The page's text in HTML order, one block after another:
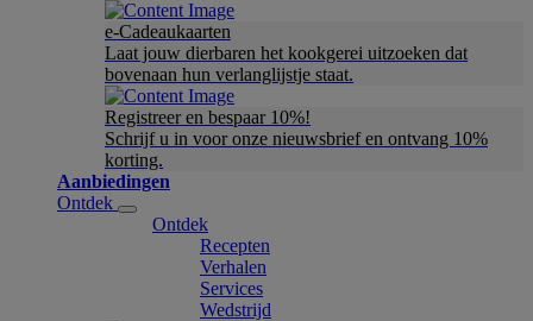
e-Cadeaukaarten
Laat jouw dierbaren het kookgerei uitzoeken dat
bovenaan hun verlanglijstje staat.
Registreer en bespaar 10%!
Schrijf u in voor onze nieuwsbrief en ontvang 10%
korting.
Aanbiedingen
Ontdek
Ontdek
Recepten
Verhalen
Services
Wedstrijd